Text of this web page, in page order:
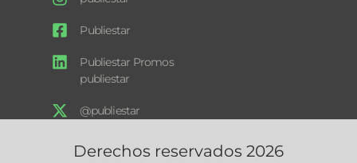
Publiestar
Publiestar Promos
publiestar
@publiestar
Derechos reservados 2026